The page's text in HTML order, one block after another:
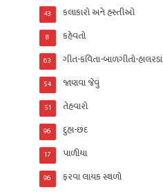
કલાકારો અને હસ્તીઓ
43
કહેવતો
8
ગીત-કવિતા-બાળગીતો-હાલરડાં
63
જાણવા જેવું
54
તેહવારો
51
દુહા-છંદ
96
પાળીયા
17
ફરવા લાયક સ્થળો
96